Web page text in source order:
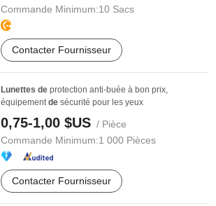
Commande Minimum:10 Sacs
Contacter Fournisseur
Lunettes de protection anti-buée à bon prix,
équipementde sécurité pour les yeux
0,75-1,00 $US / Pièce
Commande Minimum:1 000 Pièces
Contacter Fournisseur